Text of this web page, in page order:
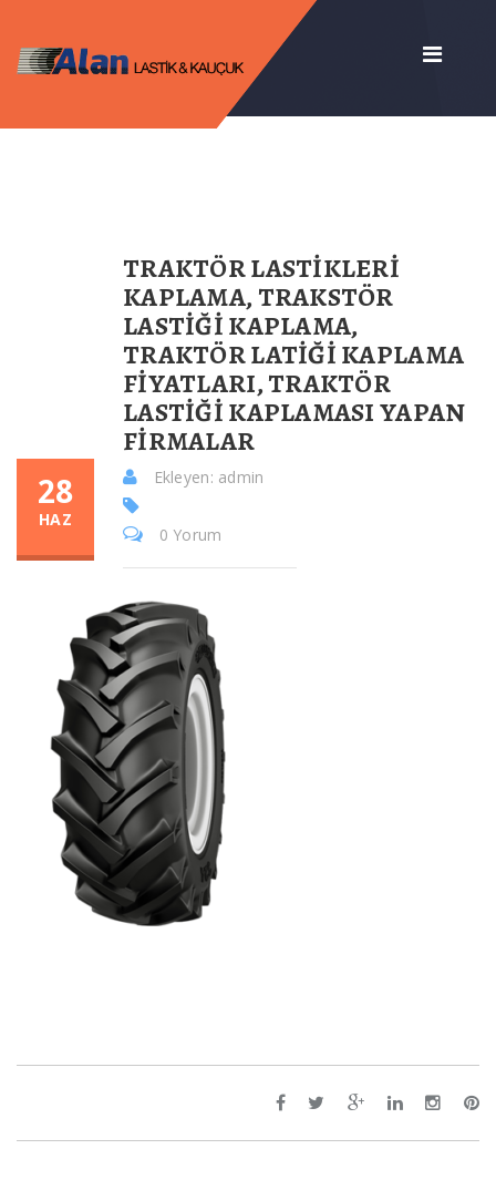
28
HAZ
TRAKTÖR LASTIKLERI
KAPLAMA, TRAKSTÖR
LASTIĞI KAPLAMA,
TRAKTÖR LATIĞI KAPLAMA
FIYATLARI, TRAKTÖR
LASTIĞI KAPLAMASI YAPAN
FIRMALAR
Ekleyen: admin
0 Yorum